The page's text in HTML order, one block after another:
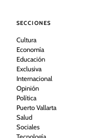
SECCIONES
Cultura
Economía
Educación
Exclusiva
Internacional
Opinión
Política
Puerto Vallarta
Salud
Sociales